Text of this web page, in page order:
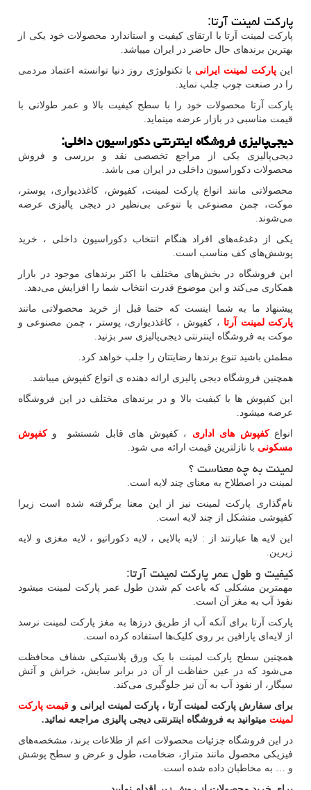
پارکت لمینت آرتا:
پارکت لمینت آرتا با ارتقای کیفیت و استاندارد محصولات خود یکی از
بهترین برندهای حال حاضر در ایران میباشد.
اینپارکت لمینت ایرانی با تکنولوژی روز دنیا توانسته اعتماد مردمی
را در صنعت چوب جلب نماید.
پارکت آرتا محصولات خود را با سطح کیفیت بالا و عمر طولانی با
قیمت مناسبی در بازار عرضه مینماید.
دیجی‌پالیزی فروشگاه اینترنتی دکوراسیون داخلی:
دیجی‌پالیزی یکی از مراجع تخصصی نقد و بررسی و فروش
محصولات دکوراسیون داخلی در ایران می باشد.
محصولاتی مانند انواع پارکت لمینت، کفپوش، کاغذدیواری، پوستر،
موکت، چمن مصنوعی با تنوعی بی‌نظیر در دیجی پالیزی عرضه
می‏‏‏‌شوند.
یکی از دغدغه‌های افراد هنگام انتخاب دکوراسیون داخلی ، خرید
پوشش‌های کف مناسب است.
این فروشگاه در بخش‌های مختلف با اکثر برندهای موجود در بازار
همکاری می‌کند و این موضوع قدرت انتخاب شما را افزایش می‌دهد.
پیشنهاد ما به شما اینست که حتما قبل از خرید محصولاتی مانند
پارکت لمینت آرتا ، کفپوش ، کاغذدیواری، پوستر ، چمن مصنوعی و
موکت به فروشگاه اینترنتی دیجی‌پالیزی سر بزنید.
مطمئن باشید تنوع برندها رضایتتان را جلب خواهد کرد.
همچنین فروشگاه دیجی پالیزی ارائه دهنده ی انواع کفپوش میباشد.
این کفپوش ها با کیفیت بالا و در برندهای مختلف در این فروشگاه
عرضه میشود.
انواعکفپوش های اداری ، کفپوش های قابل شستشو وکفپوش
مسکونی با نازلترین قیمت ارائه می شود.
لمینت به چه معناست ؟
لمینت در اصطلاح به معنای چند لایه است.
نام‌گذاری پارکت لمینت نیز از این معنا برگرفته شده است زیرا
کفپوشی متشکل از چند لایه است.
این لایه ها عبارتند از : لایه بالایی ، لایه دکوراتیو ، لایه مغزی و لایه
زیرین.
کیفیت و طول عمر پارکت لمینت آرتا:
مهمترین مشکلی که باعث کم شدن طول عمر پارکت لمینت میشود
نفوذ آب به مغز آن است.
پارکت آرتا برای آنکه آب از طریق درزها به مغز پارکت لمینت نرسد
از لایه‌ای پارافین بر روی کلیک‌ها استفاده کرده است.
همچنین سطح پارکت لمینت با یک ورق پلاستیکی شفاف محافظت
می‌شود که در عین حفاظت از آن در برابر سایش، خراش و آتش
سیگار، از نفوذ آب به آن نیز جلوگیری می‌کند.
برای سفارش پارکت لمینت آرتا ، پارکت لمینت ایرانی و قیمت پارکت
لمینت میتوانید به فروشگاه اینترنتی دیجی پالیزی مراجعه نمائید.
در این فروشگاه جزئیات محصولات اعم از طلاعات برند، مشخصه‌های
فیزیکی محصول مانند متراژ، ضخامت، طول و عرض و سطح پوشش
و … به مخاطبان داده شده است.